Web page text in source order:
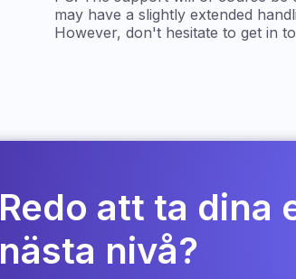
may have a slightly extended
However, don't hesitate to get in
Redo att ta dina
nästa nivå?